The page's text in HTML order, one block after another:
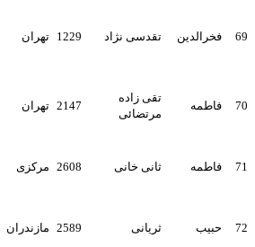
تقدسی نژاد 1229 تهران تهران
مرتضائی
2147 تهران تهران
ثانی خانی 2608 مرکزی اراک
ثریانی 2589 قائم شهر